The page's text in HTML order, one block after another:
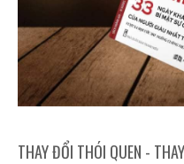
THAY ĐỔI THÓI QUEN -